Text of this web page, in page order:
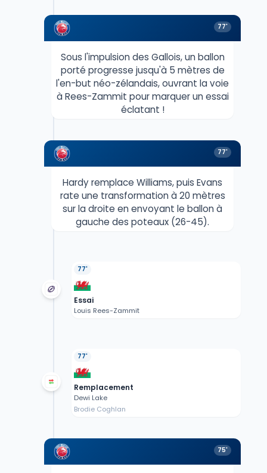
77'
Sous l'impulsion des Gallois, un ballon
porté progresse jusqu'à 5 mètres de
l'en-but néo-zélandais, ouvrant la voie
à Rees-Zammit pour marquer un essai
éclatant !
77'
Hardy remplace Williams, puis Evans
rate une transformation à 20 mètres
sur la droite en envoyant le ballon à
gauche des poteaux (26-45).
77'
Essai
Louis Rees-Zammit
77'
Remplacement
Dewi Lake
Brodie Coghlan
75'